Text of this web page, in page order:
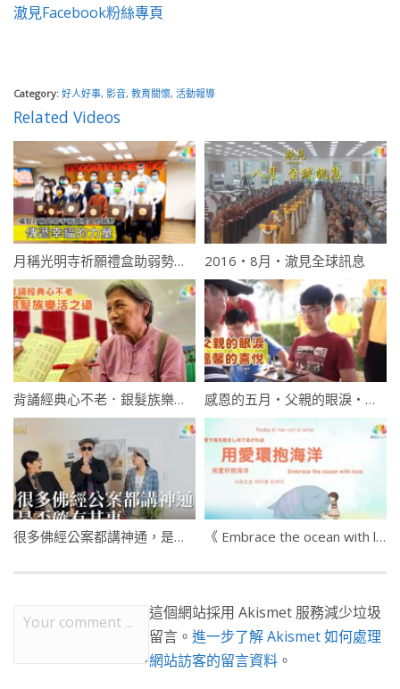
澈見Facebook粉絲專頁
Category: 好人好事, 影音, 教育關懷, 活動報導
Related Videos
月稱光明寺祈願禮盒助弱勢・傳遞幸福的力量 2016・8月・澈見全球訊息
背誦經典心不老．銀髮族樂活之道 感恩的五月・父親的眼淚・溫馨的喜悅
很多佛經公案都講神通，是否確有其事 《 Embrace the ocean with love 》
這個網站採用 Akismet 服務減少垃圾
留言。 進一步了解 Akismet 如何處理
網站訪客的留言資料 。